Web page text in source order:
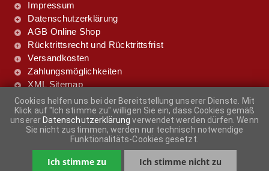
Cookies helfen uns bei der Bereitstellung unserer Dienste. Mit
Klick auf "Ich stimme zu" willigen Sie ein, dass Cookies gemäß
unserer Datenschutzerklärung verwendet werden dürfen. Wenn
Sie nicht zustimmen, werden nur technisch notwendige
Funktionalitäts-Cookies gesetzt.
Ich stimme zu Ich stimme nicht zu
- +
Impressum
Datenschutzerklärung
AGB Online Shop
Rücktrittsrecht und Rücktrittsfrist
Versandkosten
Zahlungsmöglichkeiten
XML Sitemap
FOLGE UNS DOCH!